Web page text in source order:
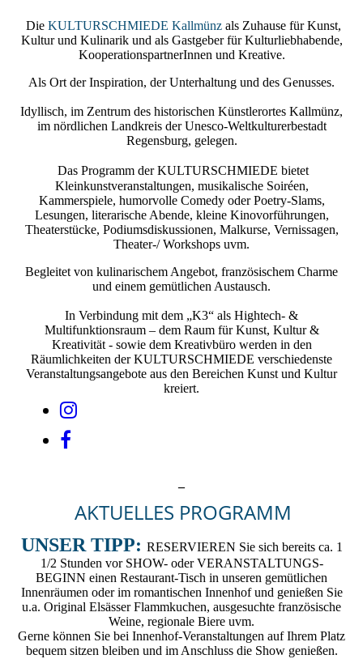
Die KULTURSCHMIEDE Kallmünz als Zuhause für Kunst,
Kultur und Kulinarik und als Gastgeber für Kulturliebhabende,
KooperationspartnerInnen und Kreative.
Als Ort der Inspiration, der Unterhaltung und des Genusses.
Idyllisch, im Zentrum des historischen Künstlerortes Kallmünz,
im nördlichen Landkreis der Unesco-Weltkulturerbestadt
Regensburg, gelegen.
Das Programm derKULTURSCHMIEDE bietet
Kleinkunstveranstaltungen, musikalische Soiréen,
Kammerspiele, humorvolle Comedy oder Poetry-Slams,
Lesungen, literarische Abende, kleine Kinovorführungen,
Theaterstücke, Podiumsdiskussionen, Malkurse, Vernissagen,
Theater-/ Workshops uvm.
Begleitet von kulinarischem Angebot, französischem Charme
und einem gemütlichen Austausch.
In Verbindung mit dem „K3“ als Hightech- &
Multifunktionsraum – dem Raum für Kunst, Kultur &
Kreativität - sowie dem Kreativbüro werden in den
Räumlichkeiten der KULTURSCHMIEDE verschiedenste
Veranstaltungsangebote aus den Bereichen Kunst und Kultur
kreiert.
AKTUELLES PROGRAMM
UNSER TIPP: RESERVIEREN Sie sich bereits ca. 1
1/2 Stunden vor SHOW- oder VERANSTALTUNGS-
BEGINN einen Restaurant-Tisch in unseren gemütlichen
Innenräumen oder im romantischen Innenhof und genießen Sie
u.a. Original Elsässer Flammkuchen, ausgesuchte französische
Weine, regionale Biere uvm.
Gerne können Sie bei Innenhof-Veranstaltungen auf Ihrem Platz
bequem sitzen bleiben und im Anschluss die Show genießen.